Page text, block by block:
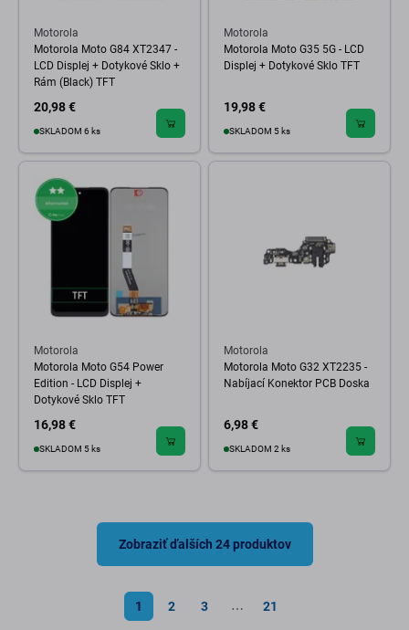
Motorola
Motorola Moto G84 XT2347 -
LCD Displej + Dotykové Sklo +
Rám (Black) TFT
20,98 €
SKLADOM 6 ks
Motorola
Motorola Moto G35 5G - LCD
Displej + Dotykové Sklo TFT
19,98 €
SKLADOM 5 ks
Motorola
Motorola Moto G54 Power
Edition - LCD Displej +
Dotykové Sklo TFT
16,98 €
SKLADOM 5 ks
Motorola
Motorola Moto G32 XT2235 -
Nabíjací Konektor PCB Doska
6,98 €
SKLADOM 2 ks
Zobraziť ďalších 24 produktov
1 2 3 ⋯ 21